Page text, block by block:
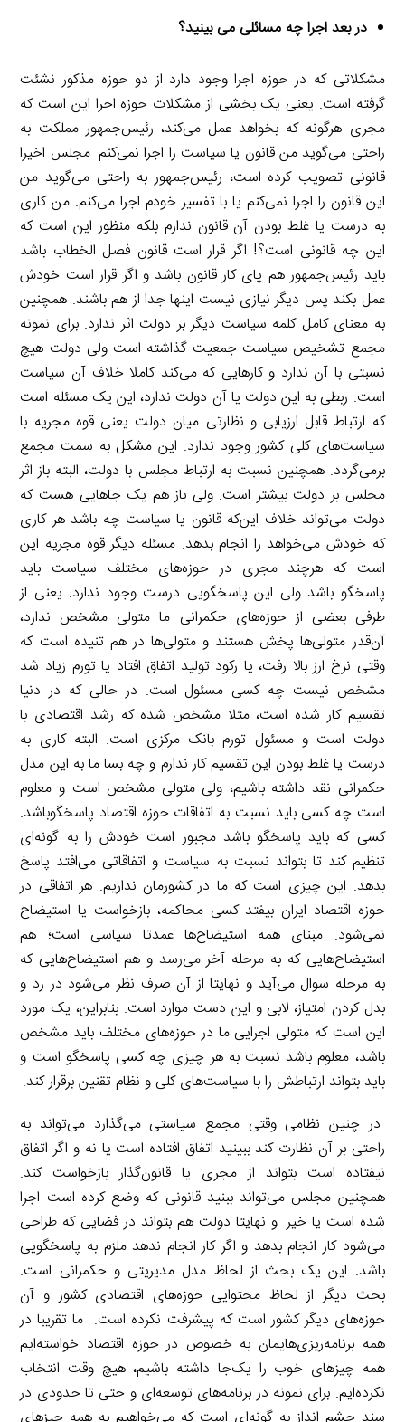
در بعد اجرا چه مسائلی می بینید؟
مشکلاتی که در حوزه اجرا وجود دارد از دو حوزه مذکور نشئت
گرفته است. یعنی یک بخشی از مشکلات حوزه اجرا این است که
مجری هرگونه که بخواهد عمل می‌کند، رئیس‌جمهور مملکت به
راحتی می‌گوید من قانون یا سیاست را اجرا نمی‌کنم. مجلس اخیرا
قانونی تصویب کرده است، رئیس‌جمهور به راحتی می‌گوید من
این قانون را اجرا نمی‌کنم یا با تفسیر خودم اجرا می‌کنم. من کاری
به درست یا غلط بودن آن قانون ندارم بلکه منظور این است که
این چه قانونی است؟! اگر قرار است قانون فصل الخطاب باشد
باید رئیس‌جمهور هم پای کار قانون باشد و اگر قرار است خودش
عمل بکند پس دیگر نیازی نیست اینها جدا از هم باشند. همچنین
به معنای کامل کلمه سیاست دیگر بر دولت اثر ندارد. برای نمونه
مجمع تشخیص سیاست جمعیت گذاشته است ولی دولت هیچ
نسبتی با آن ندارد و کارهایی که می‌کند کاملا خلاف آن سیاست
است. ربطی به این دولت یا آن دولت ندارد، این یک مسئله است
که ارتباط قابل ارزیابی و نظارتی میان دولت یعنی قوه مجریه با
سیاست‌های کلی کشور وجود ندارد. این مشکل به سمت مجمع
برمی‌گردد. همچنین نسبت به ارتباط مجلس با دولت، البته باز اثر
مجلس بر دولت بیشتر است. ولی باز هم یک جاهایی هست که
دولت می‌تواند خلاف این‌که قانون یا سیاست چه باشد هر کاری
که خودش می‌خواهد را انجام بدهد. مسئله دیگر قوه مجریه این
است که هرچند مجری در حوزه‌های مختلف سیاست باید
پاسخگو باشد ولی این پاسخگویی درست وجود ندارد. یعنی از
طرفی بعضی از حوزه‌های حکمرانی ما متولی مشخص ندارد،
آن‌قدر متولی‌ها پخش هستند و متولی‌ها در هم تنیده است که
وقتی نرخ ارز بالا رفت، یا رکود تولید اتفاق افتاد یا تورم زیاد شد
مشخص نیست چه کسی مسئول است. در حالی که در دنیا
تقسیم کار شده است، مثلا مشخص شده که رشد اقتصادی با
دولت است و مسئول تورم بانک مرکزی است. البته کاری به
درست یا غلط بودن این تقسیم کار ندارم و چه بسا ما به این مدل
حکمرانی نقد داشته باشیم، ولی متولی مشخص است و معلوم
است چه کسی باید نسبت به اتفاقات حوزه اقتصاد پاسخگوباشد.
کسی که باید پاسخگو باشد مجبور است خودش را به گونه‌ای
تنظیم کند تا بتواند نسبت به سیاست و اتفاقاتی می‌افتد پاسخ
بدهد. این چیزی است که ما در کشورمان نداریم. هر اتفاقی در
حوزه اقتصاد ایران بیفتد کسی محاکمه، بازخواست یا استیضاح
نمی‌شود. مبنای همه استیضاح‌ها عمدتا سیاسی است؛ هم
استیضاح‌هایی که به مرحله آخر می‌رسد و هم استیضاح‌هایی که
به مرحله سوال می‌آید و نهایتا از آن صرف نظر می‌شود در رد و
بدل کردن امتیاز، لابی و این دست موارد است. بنابراین، یک مورد
این است که متولی اجرایی ما در حوزه‌های مختلف باید مشخص
باشد، معلوم باشد نسبت به هر چیزی چه کسی پاسخگو است و
باید بتواند ارتباطش را با سیاست‌های کلی و نظام تقنین برقرار کند.
در چنین نظامی وقتی مجمع سیاستی می‌گذارد می‌تواند به
راحتی بر آن نظارت کند ببینید اتفاق افتاده است یا نه و اگر اتفاق
نیفتاده است بتواند از مجری یا قانون‌گذار بازخواست کند.
همچنین مجلس می‌تواند ببنید قانونی که وضع کرده است اجرا
شده است یا خیر. و نهایتا دولت هم بتواند در فضایی که طراحی
می‌شود کار انجام بدهد و اگر کار انجام ندهد ملزم به پاسخگویی
باشد. این یک بحث از لحاظ مدل مدیریتی و حکمرانی است.
بحث دیگر از لحاظ محتوایی حوزه‌های اقتصادی کشور و آن
حوزه‌های دیگر کشور است که پیشرفت نکرده است. ما تقریبا در
همه برنامه‌ریزی‌هایمان به خصوص در حوزه اقتصاد خواسته‌ایم
همه چیزهای خوب را یک‌جا داشته باشیم، هیچ وقت انتخاب
نکرده‌ایم. برای نمونه در برنامه‌های توسعه‌ای و حتی تا حدودی در